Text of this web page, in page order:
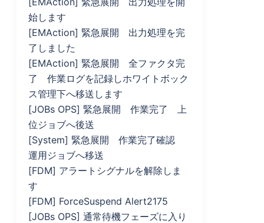
始します
[EMAction] 緊急展開 出力処理を完
了しました
[EMAction] 緊急展開 全ファクタ完
了 作業ログを記録しホワイトボック
ス管理下へ移送します
[JOBs OPS] 緊急展開 作業完了 上
位ジョブへ後送
[System] 緊急展開 作業完了確認
運用ジョブへ移送
[FDM] アラートシグナルを解除しま
す
[FDM] ForceSuspend Alert2175
[JOBs OPS] 通常待機フェーズに入り